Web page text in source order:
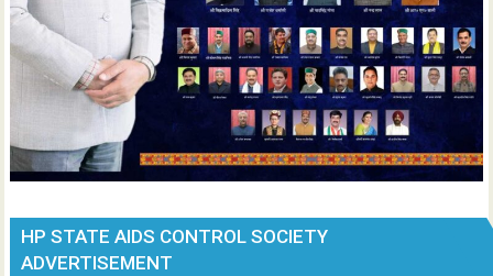
HP STATE AIDS CONTROL SOCIETY
ADVERTISEMENT